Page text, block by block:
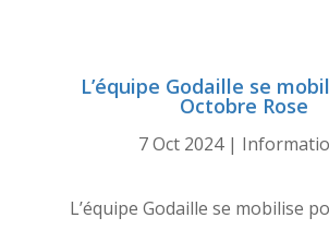
L’équipe Godaille se
Octobre Rose
7 Oct 2024 |
L’équipe Godaille se mobilise